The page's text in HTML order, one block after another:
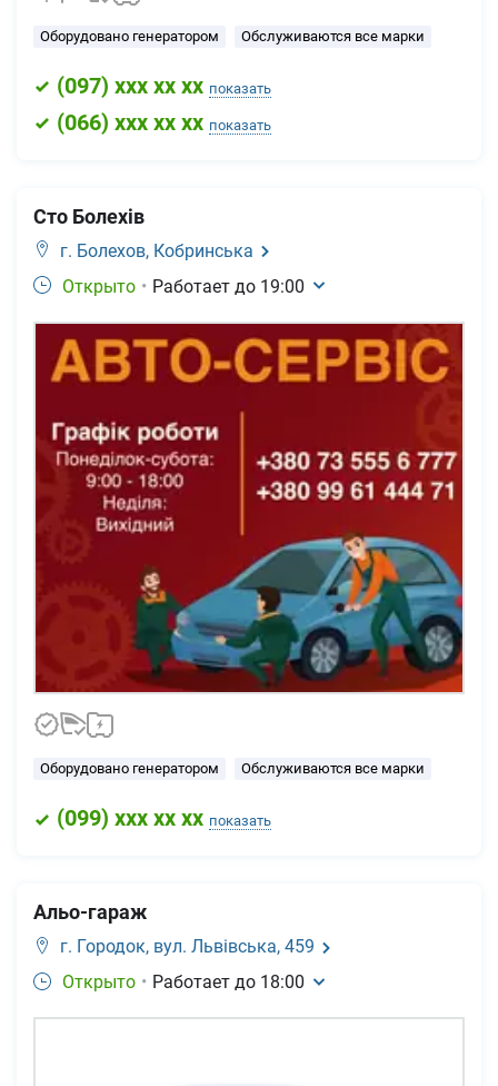
Оборудовано генератором Обслуживаются все марки
(097) xxx xx xx показать
(066) xxx xx xx показать
Сто Болехів
г. Болехов, Кобринська
Открыто • Работает до 19:00
Оборудовано генератором Обслуживаются все марки
(099) xxx xx xx показать
Альо-гараж
г. Городок, вул. Львівська, 459
Открыто • Работает до 18:00